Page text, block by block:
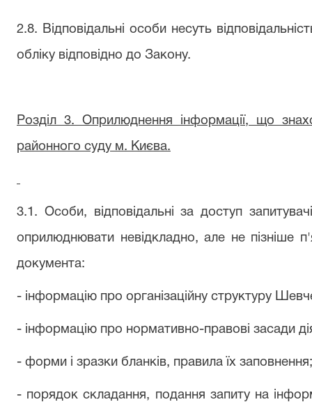
2.8. Відповідальні особи несуть
обліку відповідно до Закону.
Розділ 3. Оприлюднення інформації, що
районного суду м. Києва.
3.1. Особи, відповідальні за доступ
оприлюднювати невідкладно, але не пізніше
документа:
- інформацію про організаційну структуру
- інформацію про нормативно-правові засади
- форми і зразки бланків, правила їх заповнення;
- порядок складання, подання запиту на